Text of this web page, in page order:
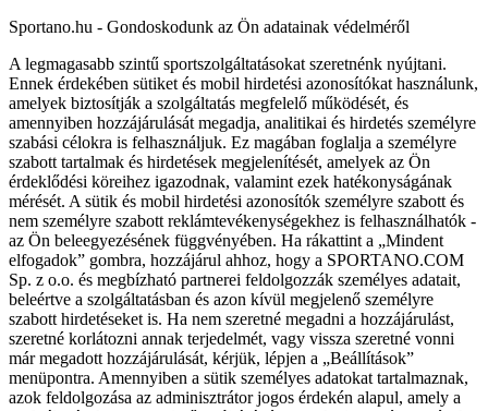
Sportano.hu - Gondoskodunk az Ön adatainak védelméről
A legmagasabb szintű sportszolgáltatásokat szeretnénk nyújtani.
Ennek érdekében sütiket és mobil hirdetési azonosítókat használunk,
amelyek biztosítják a szolgáltatás megfelelő működését, és
amennyiben hozzájárulását megadja, analitikai és hirdetés személyre
szabási célokra is felhasználjuk. Ez magában foglalja a személyre
szabott tartalmak és hirdetések megjelenítését, amelyek az Ön
érdeklődési köreihez igazodnak, valamint ezek hatékonyságának
mérését. A sütik és mobil hirdetési azonosítók személyre szabott és
nem személyre szabott reklámtevékenységekhez is felhasználhatók -
az Ön beleegyezésének függvényében. Ha rákattint a „Mindent
elfogadok” gombra, hozzájárul ahhoz, hogy a SPORTANO.COM
Sp. z o.o. és megbízható partnerei feldolgozzák személyes adatait,
beleértve a szolgáltatásban és azon kívül megjelenő személyre
szabott hirdetéseket is. Ha nem szeretné megadni a hozzájárulást,
szeretné korlátozni annak terjedelmét, vagy vissza szeretné vonni
már megadott hozzájárulását, kérjük, lépjen a „Beállítások”
menüpontra. Amennyiben a sütik személyes adatokat tartalmaznak,
azok feldolgozása az adminisztrátor jogos érdekén alapul, amely a